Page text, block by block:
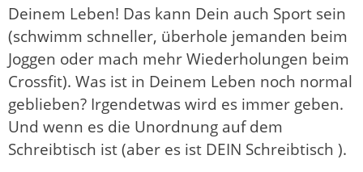
Deinem Leben! Das kann Dein auch Sport sein
(schwimm schneller, überhole jemanden beim
Joggen oder mach mehr Wiederholungen beim
Crossfit). Was ist in Deinem Leben noch normal
geblieben? Irgendetwas wird es immer geben.
Und wenn es die Unordnung auf dem
Schreibtisch ist (aber es ist DEIN Schreibtisch ).